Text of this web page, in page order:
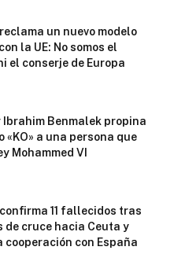
un nuevo modelo
la UE: No somos el
el conserje de Europa
Ibrahim Benmalek propina
«KO» a una persona que
Mohammed VI
11 fallecidos tras
de cruce hacia Ceuta y
cooperación con España